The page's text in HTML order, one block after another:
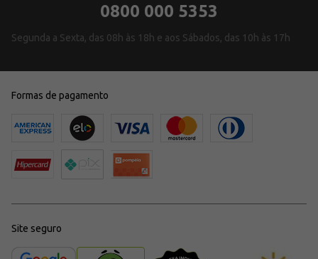
0800 000 5353
Segunda a Sexta, das 08h às 18h e aos Sábados, das 10h às 17h
Formas de pagamento
Site seguro